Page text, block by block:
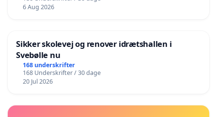
6 Aug 2026
Sikker skolevej og renover idrætshallen i
Svebølle nu
168 underskrifter
168 Underskrifter / 30 dage
20 Jul 2026